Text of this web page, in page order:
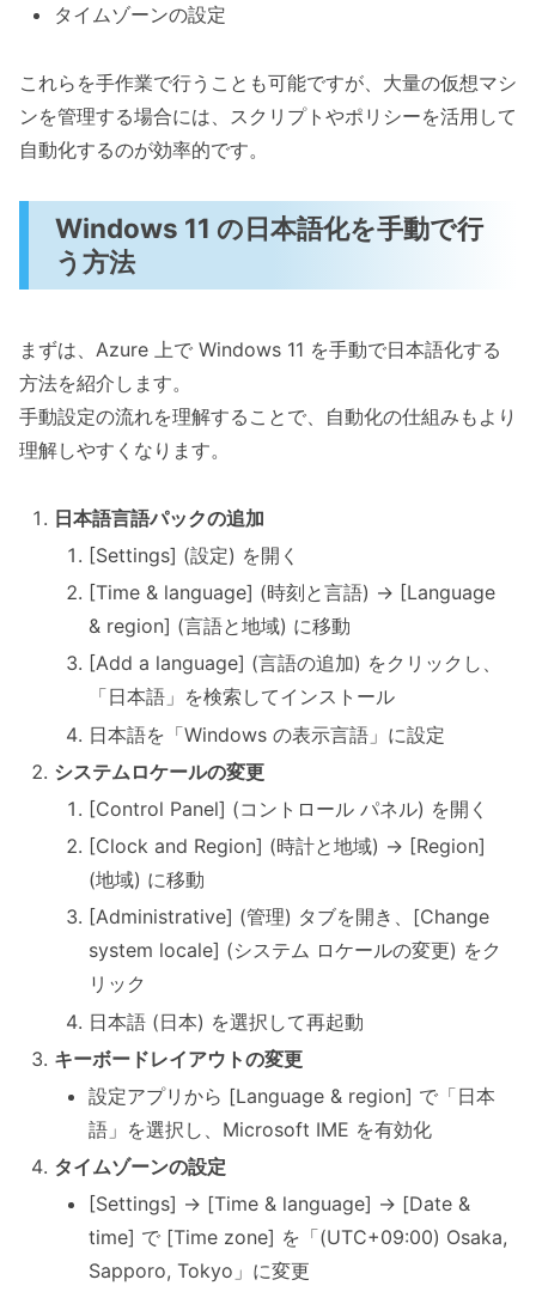
タイムゾーンの設定
これらを手作業で行うことも可能ですが、大量の仮想マシ
ンを管理する場合には、スクリプトやポリシーを活用して
自動化するのが効率的です。
Windows 11 の日本語化を手動で行
う方法
まずは、Azure 上で Windows 11 を手動で日本語化する
方法を紹介します。
手動設定の流れを理解することで、自動化の仕組みもより
理解しやすくなります。
日本語言語パックの追加
[Settings] (設定) を開く
[Time & language] (時刻と言語) → [Language
& region] (言語と地域) に移動
[Add a language] (言語の追加) をクリックし、
「日本語」を検索してインストール
日本語を「Windows の表示言語」に設定
システムロケールの変更
[Control Panel] (コントロール パネル) を開く
[Clock and Region] (時計と地域) → [Region]
(地域) に移動
[Administrative] (管理) タブを開き、[Change
system locale] (システム ロケールの変更) をク
リック
日本語 (日本) を選択して再起動
キーボードレイアウトの変更
設定アプリから [Language & region] で「日本
語」を選択し、Microsoft IME を有効化
タイムゾーンの設定
[Settings] → [Time & language] → [Date &
time] で [Time zone] を「(UTC+09:00) Osaka,
Sapporo, Tokyo」に変更